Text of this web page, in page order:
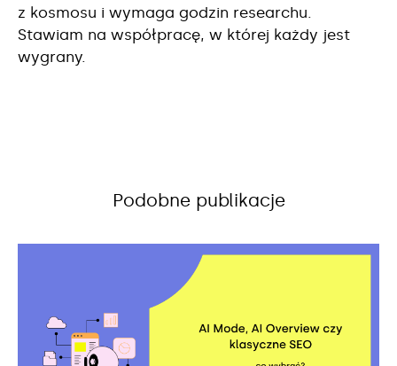
z kosmosu i wymaga godzin researchu.
Stawiam na współpracę, w której każdy jest
wygrany.
Podobne publikacje